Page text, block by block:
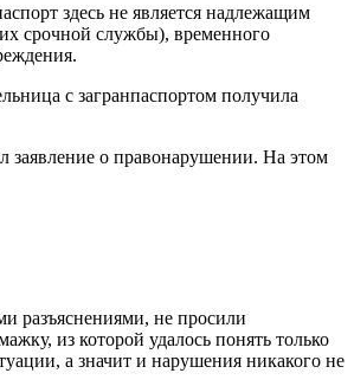
здесь не является надлежащим
срочной службы), временного
с загранпаспортом получила
о правонарушении. На этом
разъяснениями, не просили
из которой удалось понять только
а значит и нарушения никакого не